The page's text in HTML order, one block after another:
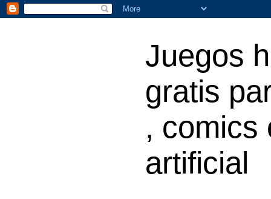
Juegos
gratis
, comics
artificial